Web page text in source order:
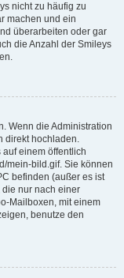
nicht zu häufig zu
machen und ein
überarbeiten oder gar
die Anzahl der Smileys
Wenn die Administration
direkt hochladen.
einem öffentlich
mein-bild.gif. Sie können
befinden (außer es ist
nur nach einer
Mailboxen, mit einem
benutze den